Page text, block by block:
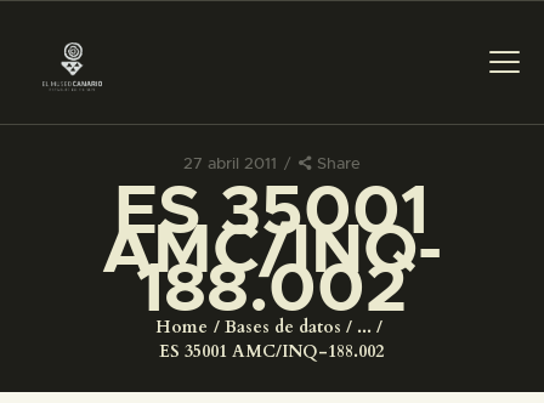
27 abril 2011 Share
ES 35001
AMC/INQ-
188.002
Home Bases de datos
...
ES 35001 AMC/INQ-188.002
PREPARAR LA VISITA
ACTIVIDADES